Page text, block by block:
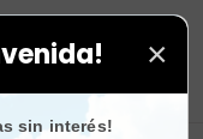
×
sin interés!
y aprovecha. 💙